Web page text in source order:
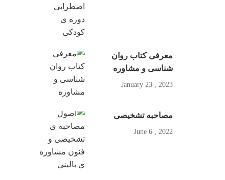
معرفی کتاب روان
شناسی و مشاوره
2023 , January 23
مصاحبه تشخیصی
2022 , June 6